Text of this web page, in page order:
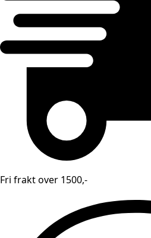
Fri frakt over 1500,-